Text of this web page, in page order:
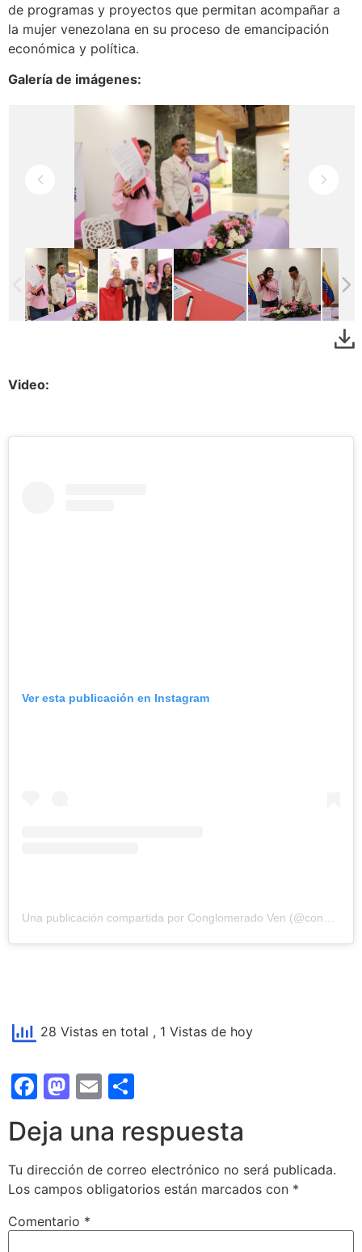
de programas y proyectos que permitan acompañar a
la mujer venezolana en su proceso de emancipación
económica y política.
Galería de imágenes:
Video:
Ver esta publicación en Instagram
28 Vistas en total , 1 Vistas de hoy
Facebook
Mastodon
Email
Deja una respuesta
Tu dirección de correo electrónico no será publicada.
Los campos obligatorios están marcados con *
Comentario *